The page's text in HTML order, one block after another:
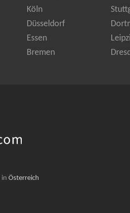
Köln
Düsseldorf
Essen
Bremen
in Österreich